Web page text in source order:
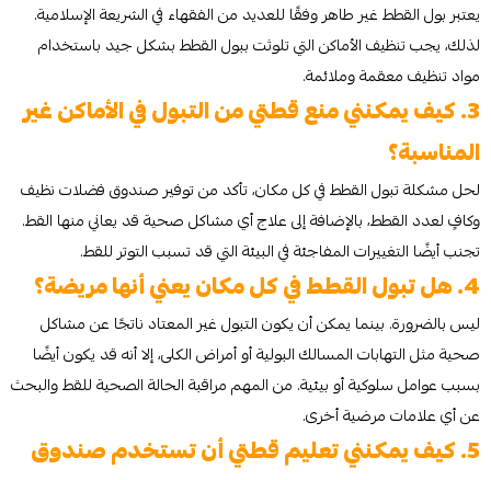
يعتبر بول القطط غير طاهر وفقًا للعديد من الفقهاء في الشريعة الإسلامية.
لذلك، يجب تنظيف الأماكن التي تلوثت ببول القطط بشكل جيد باستخدام
مواد تنظيف معقمة وملائمة.
3. كيف يمكنني منع قطتي من التبول في الأماكن غير
المناسبة؟
لحل مشكلة تبول القطط في كل مكان، تأكد من توفير صندوق فضلات نظيف
وكافٍ لعدد القطط، بالإضافة إلى علاج أي مشاكل صحية قد يعاني منها القط.
تجنب أيضًا التغييرات المفاجئة في البيئة التي قد تسبب التوتر للقط.
4. هل تبول القطط في كل مكان يعني أنها مريضة؟
ليس بالضرورة. بينما يمكن أن يكون التبول غير المعتاد ناتجًا عن مشاكل
صحية مثل التهابات المسالك البولية أو أمراض الكلى، إلا أنه قد يكون أيضًا
بسبب عوامل سلوكية أو بيئية. من المهم مراقبة الحالة الصحية للقط والبحث
عن أي علامات مرضية أخرى.
5. كيف يمكنني تعليم قطتي أن تستخدم صندوق